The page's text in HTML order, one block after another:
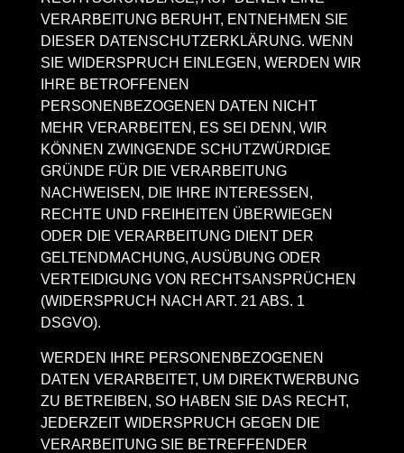
VERARBEITUNG BERUHT, ENTNEHMEN SIE
DIESER DATENSCHUTZERKLÄRUNG. WENN
SIE WIDERSPRUCH EINLEGEN, WERDEN WIR
IHRE BETROFFENEN
PERSONENBEZOGENEN DATEN NICHT
MEHR VERARBEITEN, ES SEI DENN, WIR
KÖNNEN ZWINGENDE SCHUTZWÜRDIGE
GRÜNDE FÜR DIE VERARBEITUNG
NACHWEISEN, DIE IHRE INTERESSEN,
RECHTE UND FREIHEITEN ÜBERWIEGEN
ODER DIE VERARBEITUNG DIENT DER
GELTENDMACHUNG, AUSÜBUNG ODER
VERTEIDIGUNG VON RECHTSANSPRÜCHEN
(WIDERSPRUCH NACH ART. 21 ABS. 1
DSGVO).
WERDEN IHRE PERSONENBEZOGENEN
DATEN VERARBEITET, UM DIREKTWERBUNG
ZU BETREIBEN, SO HABEN SIE DAS RECHT,
JEDERZEIT WIDERSPRUCH GEGEN DIE
VERARBEITUNG SIE BETREFFENDER